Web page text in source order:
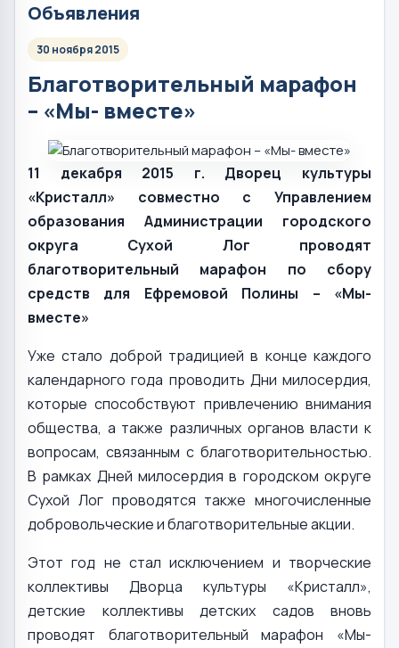
Объявления
30 ноября 2015
Благотворительный марафон
– «Мы- вместе»
11 декабря 2015 г. Дворец культуры
«Кристалл» совместно с Управлением
образования Администрации городского
округа Сухой Лог проводят
благотворительный марафон по сбору
средств для Ефремовой Полины – «Мы-
вместе»
Уже стало доброй традицией в конце каждого
календарного года проводить Дни милосердия,
которые способствуют привлечению внимания
общества, а также различных органов власти к
вопросам, связанным с благотворительностью.
В рамках Дней милосердия в городском округе
Сухой Лог проводятся также многочисленные
добровольческие и благотворительные акции.
Этот год не стал исключением и творческие
коллективы Дворца культуры «Кристалл»,
детские коллективы детских садов вновь
проводят благотворительный марафон «Мы-